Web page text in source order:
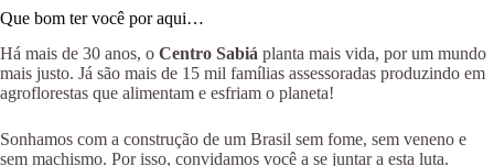
Que bom ter você por aqui…
Há mais de 30 anos, o Centro Sabiá planta mais vida, por um mundo
mais justo. Já são mais de 15 mil famílias assessoradas produzindo em
agroflorestas que alimentam e esfriam o planeta!
Sonhamos com a construção de um Brasil sem fome, sem veneno e
sem machismo. Por isso, convidamos você a se juntar a esta luta.